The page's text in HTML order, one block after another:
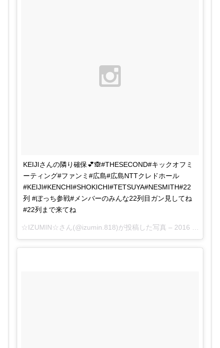
KEIJIさんの隣り確保💕🙈#THESECOND#キックオフミ
ーティング#ファンミ#広島#広島NTTクレドホール
#KEIJI#KENCHI#SHOKICHI#TETSUYA#NESMITH#22
列 #ぼっち参戦#メンバーのみんな22列目ガン見してね
#22列まで来てね
☆IZUMIN☆さん(@izumin.818)が投稿した写真 – 2016 3月 31 7:58午後 PDT